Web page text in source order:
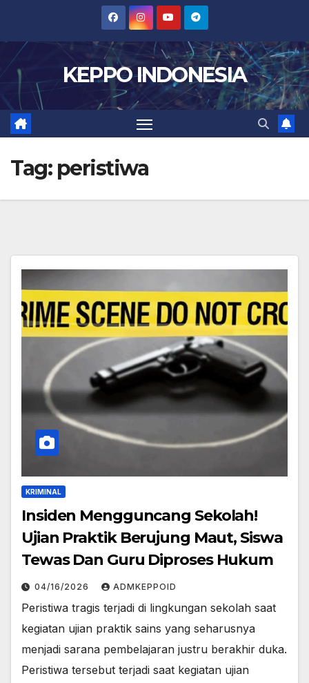
content
KEPPO INDONESIA
Tag: peristiwa
KRIMINAL
Insiden Mengguncang Sekolah!
Ujian Praktik Berujung Maut, Siswa
Tewas Dan Guru Diproses Hukum
04/16/2026 ADMKEPPOID
Peristiwa tragis terjadi di lingkungan sekolah saat
kegiatan ujian praktik sains yang seharusnya
menjadi sarana pembelajaran justru berakhir duka.
Peristiwa tersebut terjadi saat kegiatan ujian